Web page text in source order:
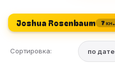
Joshua Rosenbaum 7 кн.
Сортировка: по дате